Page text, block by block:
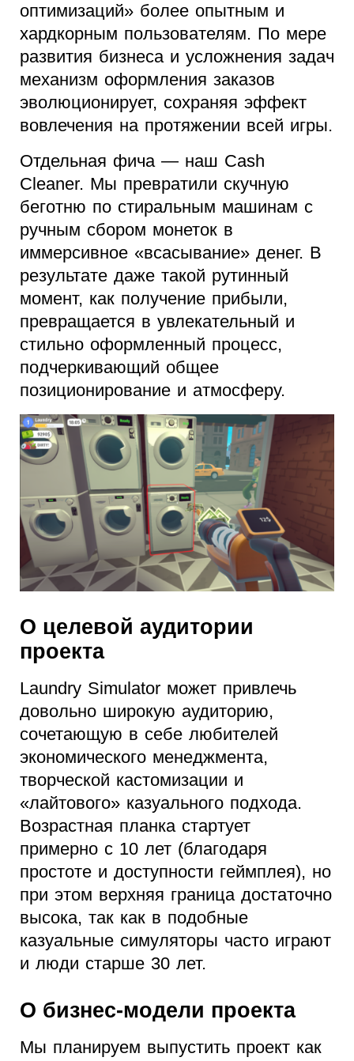
оптимизаций» более опытным и
хардкорным пользователям. По мере
развития бизнеса и усложнения задач
механизм оформления заказов
эволюционирует, сохраняя эффект
вовлечения на протяжении всей игры.
Отдельная фича — наш Cash
Cleaner. Мы превратили скучную
беготню по стиральным машинам с
ручным сбором монеток в
иммерсивное «всасывание» денег. В
результате даже такой рутинный
момент, как получение прибыли,
превращается в увлекательный и
стильно оформленный процесс,
подчеркивающий общее
позиционирование и атмосферу.
О целевой аудитории
проекта
Laundry Simulator может привлечь
довольно широкую аудиторию,
сочетающую в себе любителей
экономического менеджмента,
творческой кастомизации и
«лайтового» казуального подхода.
Возрастная планка стартует
примерно с 10 лет (благодаря
простоте и доступности геймплея), но
при этом верхняя граница достаточно
высока, так как в подобные
казуальные симуляторы часто играют
и люди старше 30 лет.
О бизнес-модели проекта
Мы планируем выпустить проект как